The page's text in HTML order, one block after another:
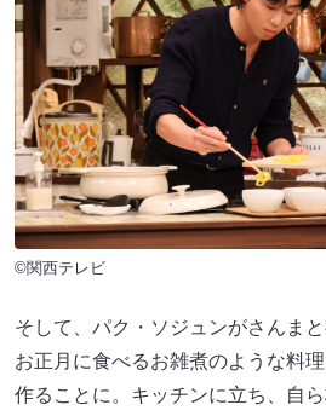
©関西テレビ
そして、パク・ソジュンがさんま
お正月に食べるお雑煮のような料
作ることに。キッチンに立ち、自